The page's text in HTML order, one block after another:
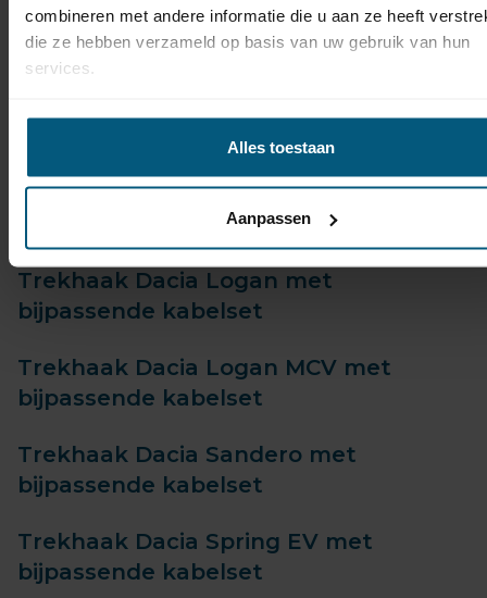
combineren met andere informatie die u aan ze heeft
die ze hebben verzameld op basis van uw gebruik van hun
services.
Alles toestaan
Aanpassen
Trekhaak Dacia Duster met
bijpassende kabelset
bijpassende kabelset
Trekhaak Dacia Lodgy met
bijpassende kabelset
Trekhaak Dacia Logan met
bijpassende kabelset
Trekhaak Dacia Logan MCV met
bijpassende kabelset
Trekhaak Dacia Sandero met
bijpassende kabelset
Trekhaak Dacia Spring EV met
bijpassende kabelset